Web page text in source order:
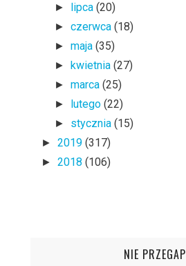
► lipca(20)
►czerwca(18)
►maja(35)
► kwietnia(27)
►marca(25)
► lutego(22)
► stycznia(15)
► 2019 (317)
► 2018 (106)
NIE PRZEGAP